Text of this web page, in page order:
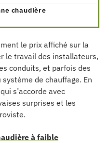
chaudière
le prix affiché sur la
le travail des installateurs,
conduits, et parfois des
de chauffage. En
s’accorde avec
surprises et les
à faible